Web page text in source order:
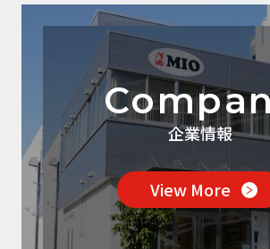
企業情報
View More